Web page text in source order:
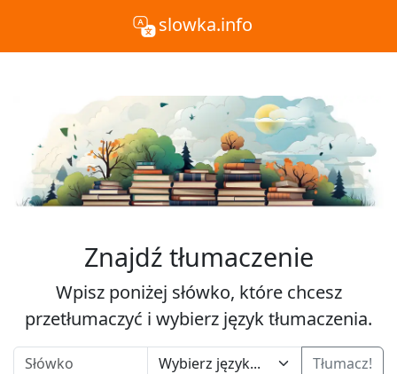
slowka.info
Znajdź tłumaczenie
Wpisz poniżej słówko, które chcesz
przetłumaczyć i wybierz język tłumaczenia.
Tłumacz!